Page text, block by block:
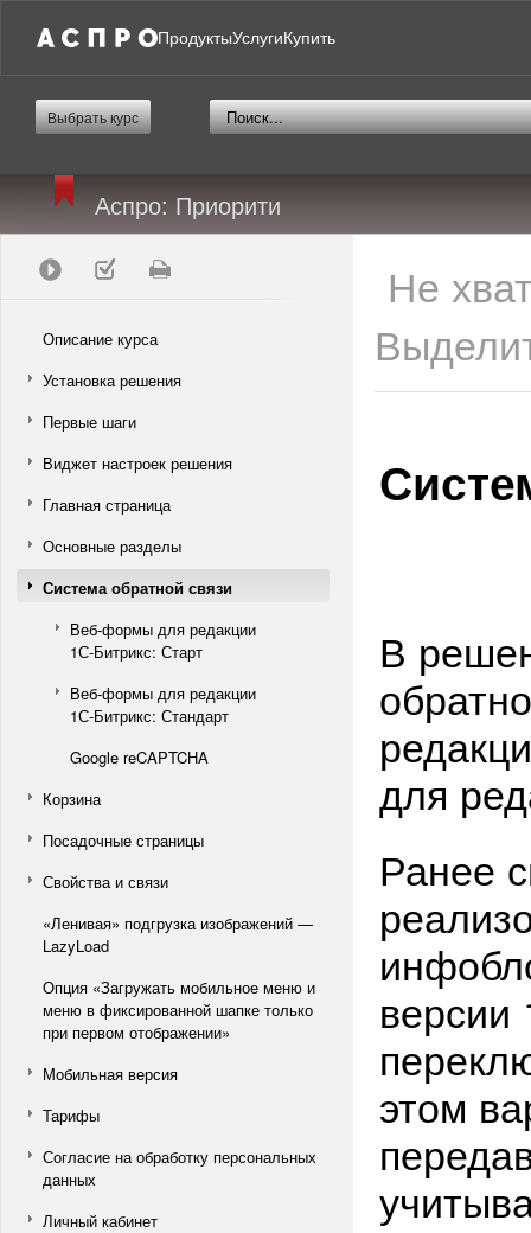
ПродуктыУслугиКупить
Выбрать курс
Аспро: Приорити
Описание курса
Установка решения
Первые шаги
Виджет настроек решения
Главная страница
Основные разделы
Система обратной связи
Веб-формы для редакции
1С-Битрикс: Старт
Веб-формы для редакции
1С-Битрикс: Стандарт
Google reCAPTCHA
Корзина
Посадочные страницы
Свойства и связи
«Ленивая» подгрузка изображений —
LazyLoad
Опция «Загружать мобильное меню и
меню в фиксированной шапке только
при первом отображении»
Мобильная версия
Тарифы
Согласие на обработку персональных
данных
Личный кабинет
Не
В
для
Ранее
версии
этом